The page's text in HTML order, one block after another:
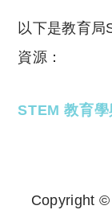
以下是教育局
資源：
STEM 教育
Copyright